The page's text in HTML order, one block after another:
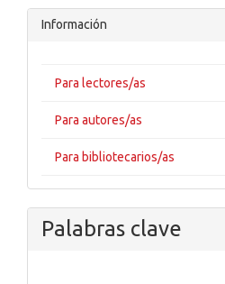
Información
Para lectores/as
Para autores/as
Para bibliotecarios/as
Palabras clave